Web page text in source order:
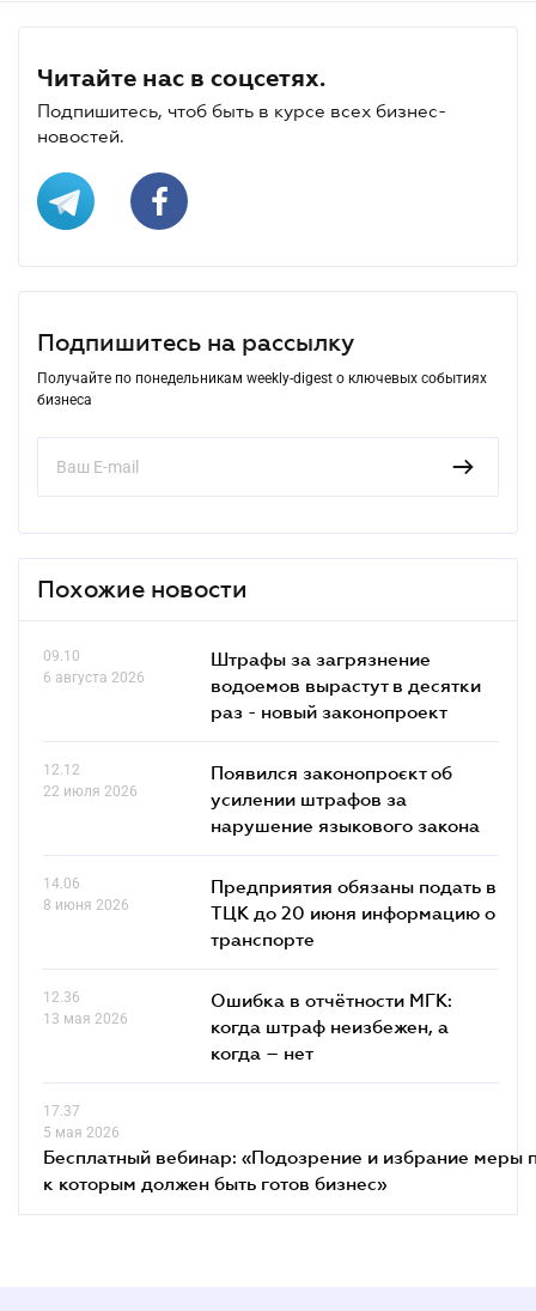
Читайте нас в соцсетях.
Подпишитесь, чтоб быть в курсе всех бизнес-
новостей.
Подпишитесь на рассылку
Получайте по понедельникам weekly-digest о ключевых событиях
бизнеса
Похожие новости
09.10
6 августа 2026
Штрафы за загрязнение
водоемов вырастут в десятки
раз - новый законопроект
12.12
22 июля 2026
Появился законопроєкт об
усилении штрафов за
нарушение языкового закона
14.06
8 июня 2026
Предприятия обязаны подать в
ТЦК до 20 июня информацию о
транспорте
12.36
13 мая 2026
Ошибка в отчётности МГК:
когда штраф неизбежен, а
когда – нет
17.37
5 мая 2026
Бесплатный вебинар: «Подозрение и избрание меры
к которым должен быть готов бизнес»